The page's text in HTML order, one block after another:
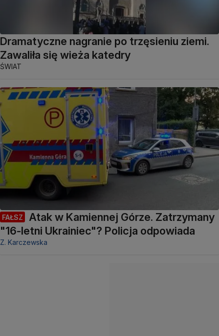
Dramatyczne nagranie po trzęsieniu ziemi.
Zawaliła się wieża katedry
ŚWIAT
FAŁSZ
Atak w Kamiennej Górze. Zatrzymany
"16-letni Ukrainiec"? Policja odpowiada
Z. Karczewska